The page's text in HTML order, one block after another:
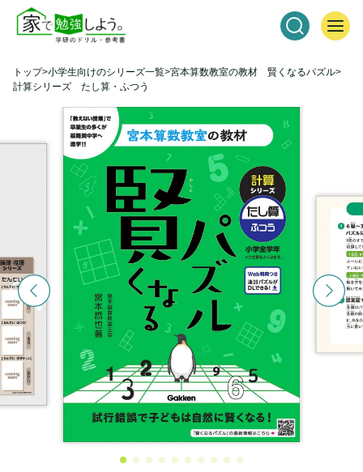
トップ 小学生向けのシリーズ一覧 宮本算数教室の教材 賢くなるパズル
計算シリーズ たし算・ふつう